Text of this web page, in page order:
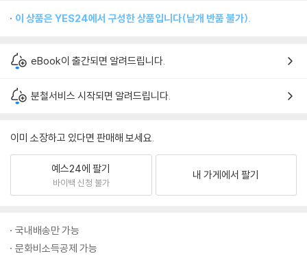
이 상품은 YES24에서 구성한 상품입니다(낱개 반품 불가).
eBook이 출간되면 알려드립니다.
분철서비스 시작되면 알려드립니다.
이미 소장하고 있다면 판매해 보세요.
예스24에 팔기
바이백 신청 불가
내 가게에서 팔기
국내배송만 가능
문화비소득공제 가능